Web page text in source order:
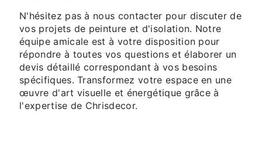
N'hésitez pas à nous contacter pour discuter de
vos projets de peinture et d'isolation. Notre
équipe amicale est à votre disposition pour
répondre à toutes vos questions et élaborer un
devis détaillé correspondant à vos besoins
spécifiques. Transformez votre espace en une
œuvre d'art visuelle et énergétique grâce à
l'expertise de Chrisdecor.